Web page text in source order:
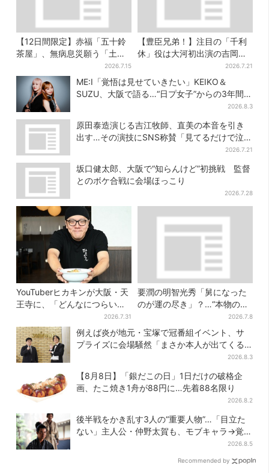
【12日間限定】赤福「五十鈴
茶屋」、無病息災願う「土用
さわ餅」販売スタート 関西8
カ所でも買える
2026.7.15
【豊臣兄弟！】注目の「千利
休」役は大河初出演の吉岡秀
2026.7.21
ME:I「覚悟は見せていきたい」KEIKO＆
SUZU、大阪で語る…“日プ女子”からの3年間
2026.8.3
原田泰造演じる吉江牧師、直美の本音を引き
出す…その演技にSNS称賛「見てるだけで泣け
2026.7.21
坂口健太郎、大阪で“知らんけど”初挑戦 監督
とのボケ合戦に会場ほっこり
2026.7.28
YouTuberヒカキンが大阪・天
王寺に、「どんなにつらい時
でも…」ラーメン愛＆兄セイ
キンとの思い出を語る
2026.7.31
要潤の明智光秀「舅になった
のが運の尽き」？…“本物の黒
幕”が最高火力の「本能寺」へ
【豊臣兄弟】
2026.7.8
例えば炎が地元・宝塚で冠番組イベント、サ
プライズに会場騒然「まさか本人が出てくる
2026.8.3
【8月8日】「銀だこの日」1日だけの破格企
画、たこ焼き1舟が88円に…先着88名限り
2026.8.2
後半戦をかき乱す3人の“重要人物”…「目立た
ない」主人公・仲野太賀も、モブキャラ→覚醒
2026.8.5
Recommended by